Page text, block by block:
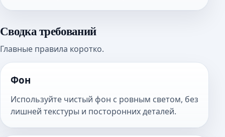
Сводка требований
Главные правила коротко.
Фон
Используйте чистый фон с ровным светом, без
лишней текстуры и посторонних деталей.